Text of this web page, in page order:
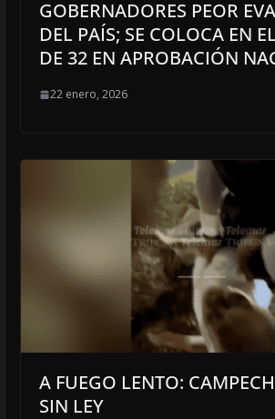
GOBERNADORES PEOR
DEL PAÍS; SE COLOCA EN
DE 32 EN APROBACIÓN
22 enero, 2026
A FUEGO LENTO:
SIN LEY